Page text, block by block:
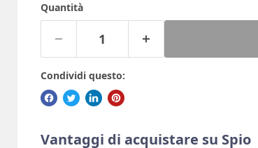
Quantità
Condividi questo:
Vantaggi di acquistare su Spio